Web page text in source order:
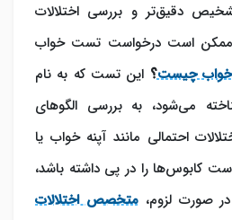
دقیق‌تر و بررسی اختلالات
ممکن است درخواست تست خواب
چیست؟ این تست که به نام
می‌شود، به بررسی الگوهای
احتمالی مانند آپنه خواب یا
کابوس‌ها را در پی داشته باشد،
صورت لزوم،متخصص اختلالات